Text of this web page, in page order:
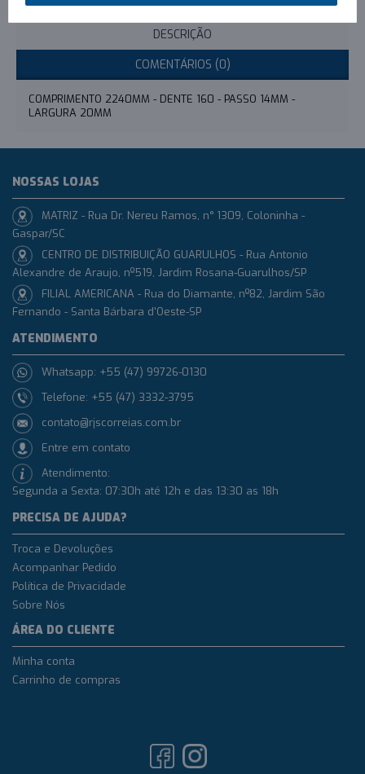
DESCRIÇÃO
COMENTÁRIOS (0)
COMPRIMENTO 2240MM - DENTE 160 - PASSO 14MM -
LARGURA 20MM
NOSSAS LOJAS
MATRIZ - Rua Dr. Nereu Ramos, n° 1309, Coloninha -
Gaspar/SC
CENTRO DE DISTRIBUIÇÃO GUARULHOS - Rua Antonio
Alexandre de Araujo, nº519, Jardim Rosana-Guarulhos/SP
FILIAL AMERICANA - Rua do Diamante, nº82, Jardim São
Fernando - Santa Bárbara d'Oeste-SP
ATENDIMENTO
Whatsapp: +55 (47) 99726-0130
Telefone: +55 (47) 3332-3795
contato@rjscorreias.com.br
Entre em contato
Atendimento:
Segunda a Sexta: 07:30h até 12h e das 13:30 as 18h
PRECISA DE AJUDA?
Troca e Devoluções
Acompanhar Pedido
Política de Privacidade
Sobre Nós
ÁREA DO CLIENTE
Minha conta
Carrinho de compras